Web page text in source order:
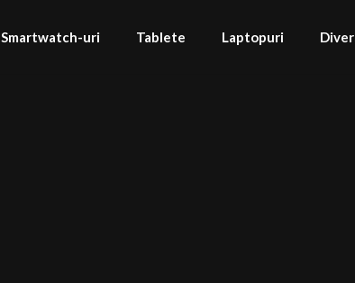
Smartwatch-uri Tablete Laptopuri